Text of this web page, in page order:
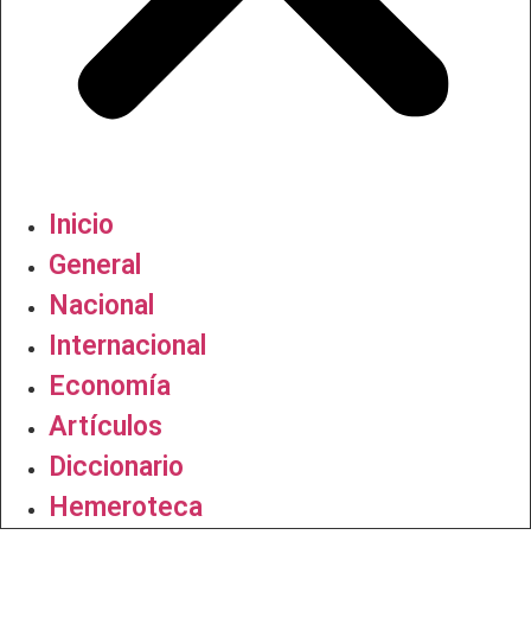
Inicio
General
Nacional
Internacional
Economía
Artículos
Diccionario
Hemeroteca